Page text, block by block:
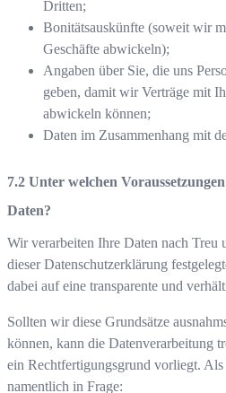
Dritten;
Bonitätsauskünfte (soweit wir
Geschäfte abwickeln);
Angaben über Sie, die uns
geben, damit wir Verträge mit
abwickeln können;
Daten im Zusammenhang mit
Unter welchen
Daten?
Wir verarbeiten Ihre Daten nach Treu
dieser Datenschutzerklärung
dabei auf eine transparente und
Sollten wir diese Grundsätze
können, kann die Datenverarbeitung
ein Rechtfertigungsgrund vorliegt.
namentlich in Frage: